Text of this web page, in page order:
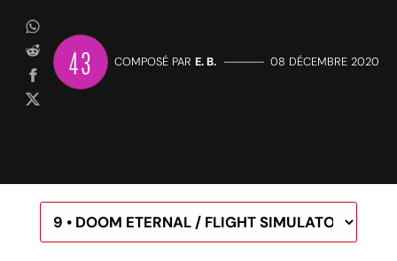
43 COMPOSÉ PAR E. B. ————— 08 DÉCEMBRE 2020